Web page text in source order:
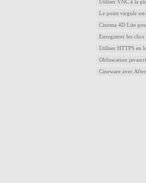
Utiliser VNC à la
Le point virgule
Cinema 4D Lite
Enregistrer les clics
Utiliser HTTPS en
Obfuscation
Cineware avec